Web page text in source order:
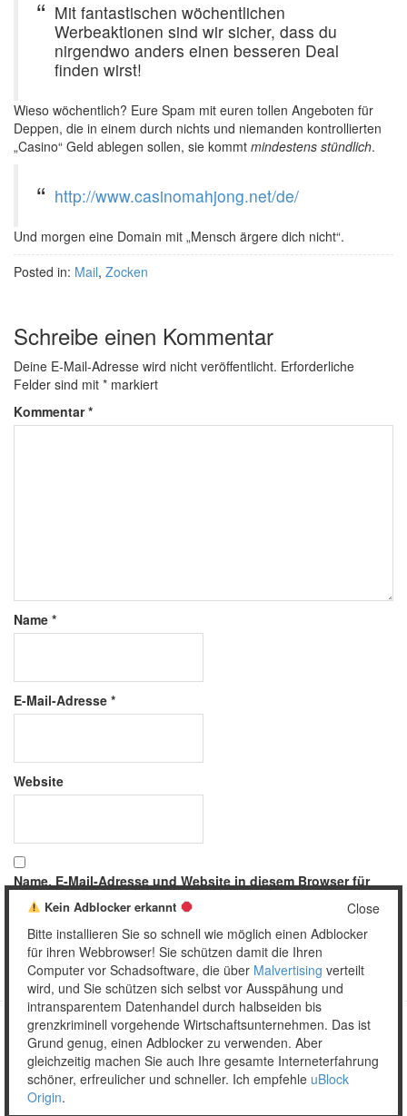
Mit fantastischen wöchentlichen
Werbeaktionen sind wir sicher, dass du
nirgendwo anders einen besseren Deal
finden wirst!
Wieso wöchentlich? Eure Spam mit euren tollen Angeboten für
Deppen, die in einem durch nichts und niemanden kontrollierten
„Casino“ Geld ablegen sollen, sie kommt mindestens stündlich.
http://www.casinomahjong.net/de/
Und morgen eine Domain mit „Mensch ärgere dich nicht“.
Posted in: Mail, Zocken
Schreibe einen Kommentar
Deine E-Mail-Adresse wird nicht veröffentlicht. Erforderliche
Felder sind mit * markiert
Kommentar*
Name *
E-Mail-Adresse *
Website
Name, E-Mail-Adresse und Website in diesem Browser für
meinen nächsten Kommentar speichern.
Copyright © 2026 Unser täglich Spam.
MobileWordPress Theme by themehall.com
Close
Kein Adblocker erkannt
Bitte installieren Sie so schnell wie möglich einen Adblocker
für ihren Webbrowser! Sie schützen damit die Ihren
Computer vor Schadsoftware, die über Malvertising verteilt
wird, und Sie schützen sich selbst vor Ausspähung und
intransparentem Datenhandel durch halbseiden bis
grenzkriminell vorgehende Wirtschaftsunternehmen. Das ist
Grund genug, einen Adblocker zu verwenden. Aber
gleichzeitig machen Sie auch Ihre gesamte Interneterfahrung
schöner, erfreulicher und schneller. Ich empfehle uBlock
Origin.